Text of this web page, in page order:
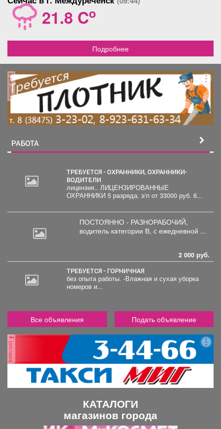
21.8 Co
Подробнее
реклама
РАБОТА
ТРЕБУЕТСЯ - ОХРАННИКИ, ОХРАННИКИ-
ВОДИТЕЛИ
лицензия.. ЛИЦЕНЗИРОВАННЫЕ
ОХРАННИКИ 5 разряда, з/п от 33000 руб. 6...
ПОСТОЯННО - РАЗНОРАБОЧИЙ,
водитель категории В, с ежедневной ...
2 000 руб.
ТРЕБУЕТСЯ - ГОРНИЧНАЯ
без опыта работы. -Влажная и сухая уборка
номеров и...
Все объявления Подать объявление
реклама
КАТАЛОГИ
магазинов города